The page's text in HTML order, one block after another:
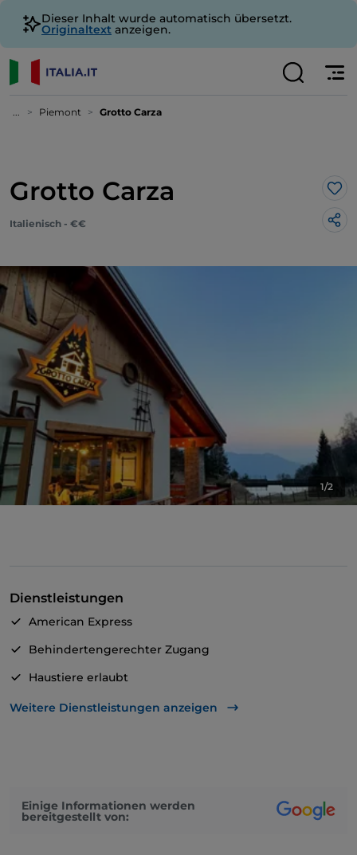
Dieser Inhalt wurde automatisch übersetzt.
Originaltext anzeigen.
... Piemont Grotto Carza
Grotto Carza
Italienisch - €€
1/2
Dienstleistungen
American Express
Behindertengerechter Zugang
Haustiere erlaubt
Behindertengerechtes Badezimmer
Mastercard
Weitere Dienstleistungen anzeigen
Einige Informationen werden
bereitgestellt von: